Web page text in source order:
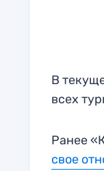
В
всех
Ранее
свое